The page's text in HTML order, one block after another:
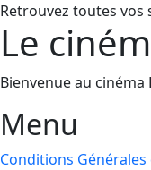
Retrouvez toutes vos
Le
Bienvenue au
Menu
Conditions